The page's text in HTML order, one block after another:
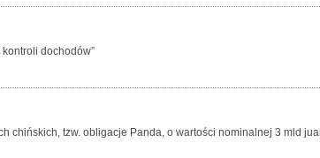
dochodów”
chińskich, tzw. obligacje Panda, o wartości nominalnej 3 mld